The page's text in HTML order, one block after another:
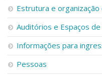
Estrutura e organização
Auditórios e Espaços
Informações para
Pessoas